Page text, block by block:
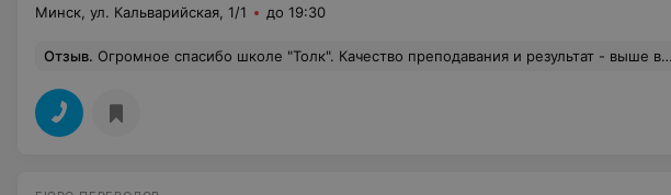
Минск, ул. Кальварийская, 1/1 до 19:30
Отзыв. Огромное спасибо школе "Толк". Качество преподавания и результат - выше всяких похвал. Отдельное спасибо педагогу Наталье за подход к детям, особенно - к подросткам!!!Очень довольны прогрессом и результатами. Желаю Вам развития, выдающихся учеников и творчества!